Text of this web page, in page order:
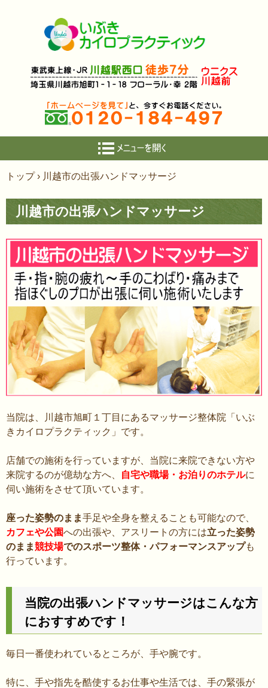
ン
テ
ツ
へ
キ
プ
トップ › 川越市の出張ハンドマッサージ
川越市の出張ハンドマッサージ
当院は、川越市旭町１丁目にあるマッサージ整体院「いぶ
きカイロプラクティック」です。
店舗での施術を行っていますが、当院に来院できない方や
来院するのが億劫な方へ、
自宅や職場・お泊りのホテルに
伺い施術をさせて頂いています。
座った姿勢のまま手足や全身を整えることも可能なので、
カフェや公園への出張や、アスリートの方には立った姿勢
のまま競技場でのスポーツ整体・パフォーマンスアップも
行っています。
当院の出張ハンドマッサージはこんな方
におすすめです！
毎日一番使われているところが、手や腕です。
特に、手や指先を酷使するお仕事や生活では、手の緊張が